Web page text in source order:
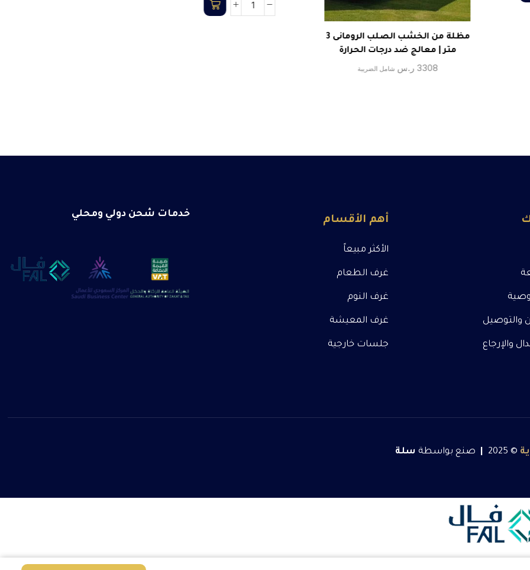
مظلة من الخشب الصلب الرومانى 3
متر | معالج ضد درجات الحرارة
3308 ر.س شامل الضريبة
والتوصيل
والإرجاع
أهم الأقسام
الأكثر مبيعاً
غرف الطعام
غرف النوم
غرف المعيشة
جلسات خارجية
خدمات شحن دولي ومحلي
© 2025 صنع بواسطة سلة